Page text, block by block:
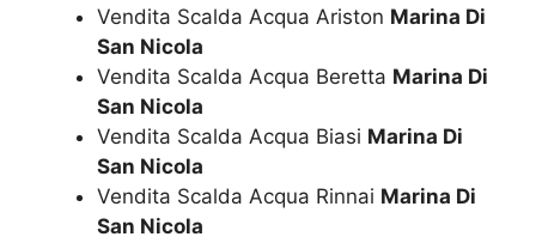
Vendita Scalda Acqua Ariston Marina Di
San Nicola
Vendita Scalda Acqua Beretta Marina Di
San Nicola
Vendita Scalda Acqua Biasi Marina Di
San Nicola
Vendita Scalda Acqua Rinnai Marina Di
San Nicola